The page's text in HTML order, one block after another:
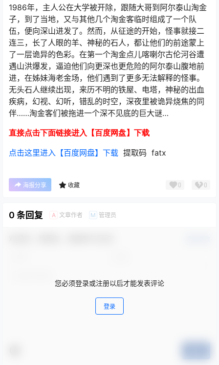
1986年，主人公在大学被开除，跟随大哥到阿尔泰山淘金
子，到了当地，又与其他几个淘金客临时组成了一个队
伍，便向深山进发了。然而，从征途的开始，怪事就接二
连三，长了人眼的羊、神秘的石人，都让他们的前途蒙上
了一层诡异的色彩。在第一个淘金点儿喀喇尔古伦河谷遭
遇山洪爆发，逼迫他们向更深也更危险的阿尔泰山腹地前
进，在姊妹海老金场，他们遇到了更多无法解释的怪事。
无头石人继续出现，来历不明的铁屋、电塔，神秘的出血
疾病，幻视、幻听，错乱的时空，深夜里被诡异烧焦的同
伴……淘金客们被拖进一个深不见底的巨大谜…
直接点击下面链接进入【百度网盘】下载
点击这里进入【百度网盘】下载 提取码 fatx
海报分享 收藏 0 0
0 条回复 A 文章作者 M 管理员
您必须登录或注册以后才能发表评论
登录